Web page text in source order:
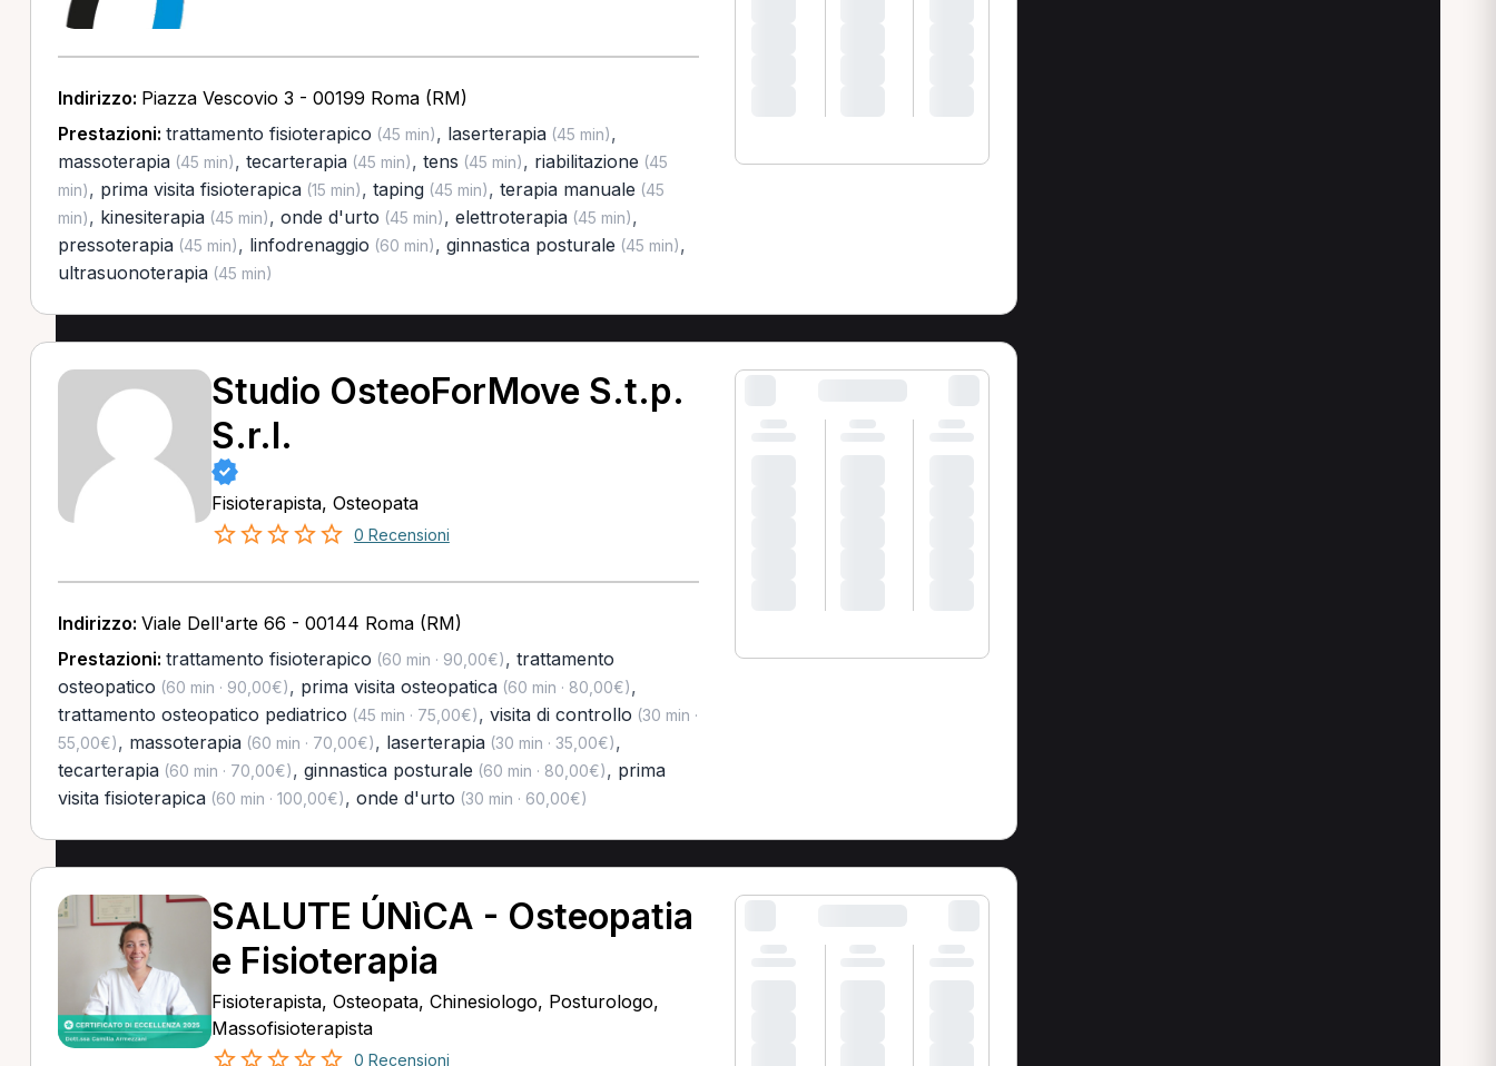
Indirizzo: Piazza Vescovio 3 - 00199 Roma (RM)
Prestazioni: trattamento fisioterapico (45 min), laserterapia(45 min),
massoterapia(45 min), tecarterapia(45 min), tens (45 min), riabilitazione (45
min), prima visita fisioterapica(15 min), taping(45 min), terapia manuale (45
min), kinesiterapia(45 min), onde d'urto (45 min), elettroterapia(45 min),
pressoterapia(45 min), linfodrenaggio (60 min), ginnastica posturale (45 min),
ultrasuonoterapia(45 min)
Studio OsteoForMove S.t.p.
S.r.l.
Fisioterapista, Osteopata
0 Recensioni
Indirizzo: Viale Dell'arte 66 - 00144 Roma (RM)
Prestazioni: trattamento fisioterapico (60 min · 90,00€), trattamento
osteopatico (60 min · 90,00€), prima visita osteopatica(60 min · 80,00€),
trattamento osteopatico pediatrico (45 min · 75,00€), visita di controllo (30 min ·
55,00€), massoterapia(60 min · 70,00€), laserterapia(30 min · 35,00€),
tecarterapia(60 min · 70,00€), ginnastica posturale (60 min · 80,00€), prima
visita fisioterapica(60 min · 100,00€), onde d'urto (30 min · 60,00€)
SALUTE ÚNìCA - Osteopatia
e Fisioterapia
Fisioterapista, Osteopata, Chinesiologo, Posturologo,
Massofisioterapista
0 Recensioni